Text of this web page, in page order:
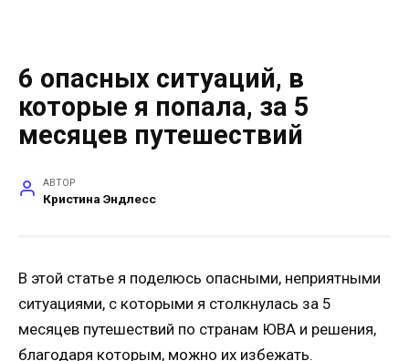
6 опасных ситуаций, в
которые я попала, за 5
месяцев путешествий
АВТОР
Кристина Эндлесс
В этой статье я поделюсь опасными, неприятными
ситуациями, с которыми я столкнулась за 5
месяцев путешествий по странам ЮВА и решения,
благодаря которым, можно их избежать.